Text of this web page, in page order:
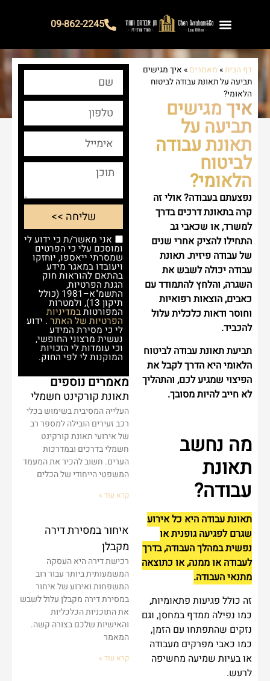
09-862-2245
אני מאשר/ת כי ידוע לי
ומוסכם עלי כי הפרטים
שמסרתי ייאספו, יוחזקו
ויעובדו במאגר מידע
בהתאם להוראות חוק
הגנת הפרטיות,
התשמ"א–1981 (כולל
תיקון 13), ולמטרות
המפורטותבמדיניות
הפרטיות של האתר . ידוע
לי כי מסירת המידע
נעשית מרצוני החופשי,
וכי עומדות לי הזכויות
המוקנות לי לפי החוק.
שליחה >>
מאמרים נוספים
תאונת קורקינט חשמלי
העלייה המסיבית בשימוש בכלי
רכב זעירים הובילה למספר רב
של אירועי תאונת קורקינט
חשמלי בדרכים ובמדרכות
הערים. חשוב להכיר את המעמד
המשפטי הייחודי של הכלים
קרא עוד »
איחור במסירת דירה
מקבלן
רכישת דירה היא העסקה
המשמעותית ביותר עבור רוב
המשפחות ואירוע של איחור
במסירת דירה מקבלן עלול לשבש
את התוכניות הכלכליות
והאישיות שלכם בצורה קשה.
המאמר
קרא עוד »
דף הבית» מאמרים » איך מגישים
תביעה על תאונת עבודה לביטוח
הלאומי?
איך מגישים
תביעה על
תאונת עבודה
לביטוח
הלאומי?
נפצעתם בעבודה? אולי זה
קרה בתאונת דרכים בדרך
למשרד, או שכאבי גב
התחילו להציק אחרי שנים
של עבודה פיזית. תאונת
עבודה יכולה לשבש את
השגרה, והלחץ להתמודד עם
כאבים, הוצאות רפואיות
וחוסר ודאות כלכלית עלול
להכביד.
תביעת תאונת עבודה לביטוח
הלאומי היא הדרך לקבל את
הפיצוי שמגיע לכם, והתהליך
לא חייב להיות מסובך.
מה נחשב
תאונת
עבודה?
תאונת עבודה היא כל אירוע
שגרם לפגיעה גופנית או
נפשית במהלך העבודה, בדרך
לעבודה או ממנה, או כתוצאה
מתנאי העבודה.
זה כולל פגיעות פתאומיות,
כמו נפילה ממדף במחסן, וגם
נזקים שהתפתחו עם הזמן,
כמו כאבי מפרקים מעבודה
או בעיות שמיעה מחשיפה
לרעש.